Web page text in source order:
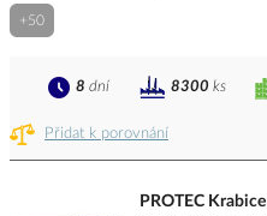
+50
Přidat k porovnání
8 dní 8300 ks
PROTEC